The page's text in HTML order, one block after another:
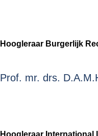
Hoogleraar Burgerlijk
Prof. mr. drs.
Hoogleraar